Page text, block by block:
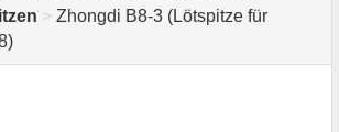
> Zhongdi B8-3 (Lötspitze für